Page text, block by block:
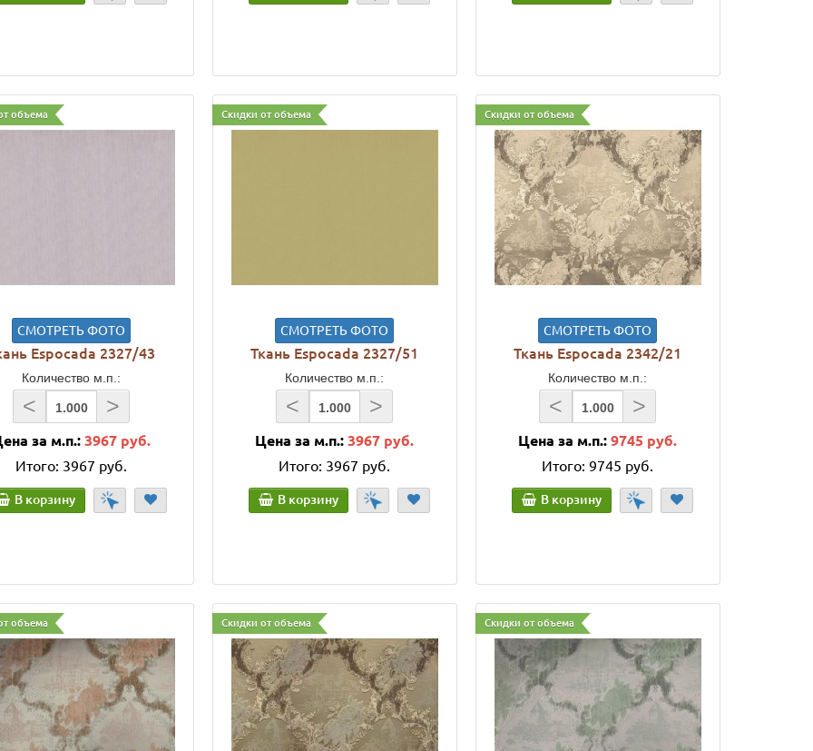
объема
СМОТРЕТЬ ФОТО
Espocada 2327/43
Количество м.п.:
< >
за м.п.:3967 руб.
Итого: 3967 руб.
В корзину
Скидки от объема
СМОТРЕТЬ ФОТО
Ткань Espocada 2327/51
Количество м.п.:
< >
Цена за м.п.:3967 руб.
Итого: 3967 руб.
В корзину
Скидки от объема
СМОТРЕТЬ ФОТО
Ткань Espocada 2342/21
Количество м.п.:
< >
Цена за м.п.:9745 руб.
Итого:9745 руб.
В корзину
объема Скидки от объема Скидки от объема